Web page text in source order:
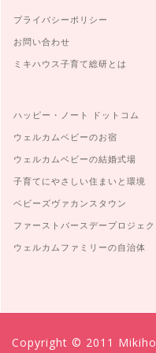
プライバシーポリシー
お問い合わせ
ミキハウス子育て総研とは
ハッピー・ノート ドットコム
ウェルカムベビーのお宿
ウェルカムベビーの結婚式場
子育てにやさしい住まいと環境
ベビーズヴァカンスタウン
ファーストバースデープロジェク
ウェルカムファミリーの自治体
Copyright © 2011